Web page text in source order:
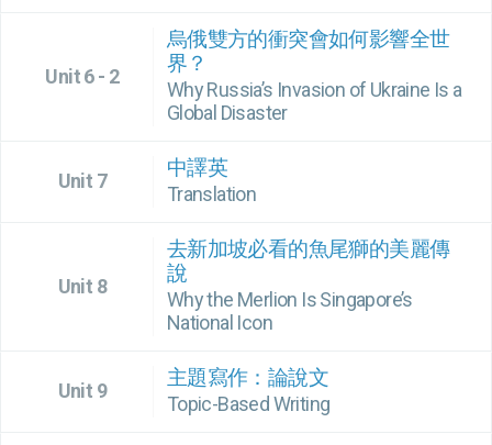
Unit 6 - 2
烏俄雙方的衝突會如何影響全世
界？
Why Russia’s Invasion of Ukraine Is a
Global Disaster
Unit 7
中譯英
Translation
Unit 8
去新加坡必看的魚尾獅的美麗傳
說
Why the Merlion Is Singapore’s
National Icon
Unit 9
主題寫作：論說文
Topic-Based Writing